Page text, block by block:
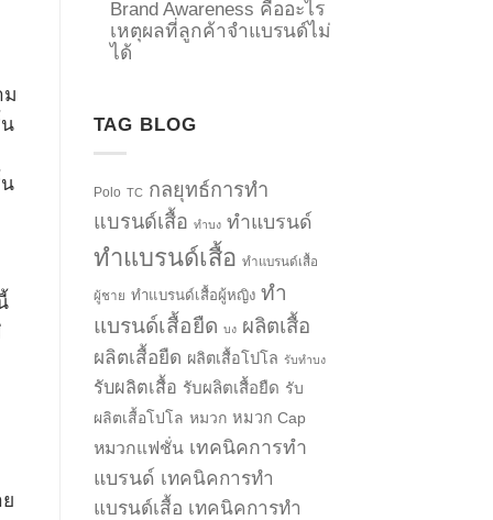
ม
Brand Awareness คืออะไร
เหตุผลที่ลูกค้าจำแบรนด์ไม่
ได้
TAG BLOG
Polo TC กลยุทธ์การทำ
แบรนด์เสื้อ ทำบง ทำแบรนด์
ทำแบรนด์เสื้อ ทำแบรนด์เสื้อ
ผู้ชาย ทำแบรนด์เสื้อผู้หญิง ทำ
แบรนด์เสื้อยืด บง ผลิตเสื้อ
ผลิตเสื้อยืด ผลิตเสื้อโปโล รับทำบง
รับผลิตเสื้อ รับผลิตเสื้อยืด รับ
ผลิตเสื้อโปโล หมวก หมวก Cap
หมวกแฟชั่น เทคนิคการทำ
แบรนด์ เทคนิคการทำ
แบรนด์เสื้อ เทคนิคการทำ